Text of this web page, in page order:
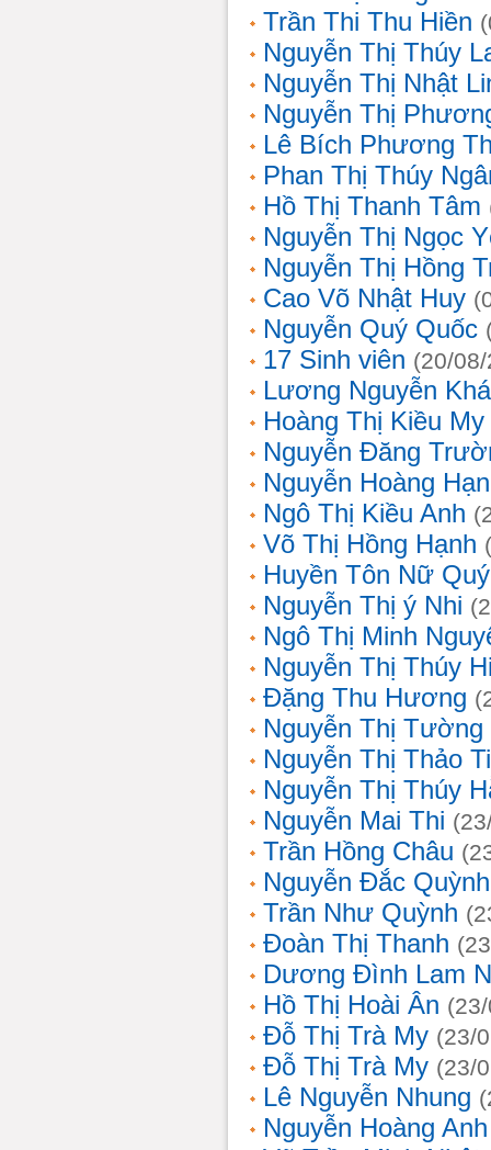
Trần Thi Thu Hiền
Nguyễn Thị Thúy
Nguyễn Thị Nhật
Nguyễn Thị
Lê Bích Phương
Phan Thị Thúy
Hồ Thị Thanh Tâm
Nguyễn Thị Ngọc
Nguyễn Thị Hồng
Cao Võ Nhật Huy
Nguyễn Quý Quốc
17 Sinh viên (20/
Lương Nguyễn
Hoàng Thị Kiều My
Nguyễn Đăng
Nguyễn Hoàng
Ngô Thị Kiều Anh
Võ Thị Hồng Hạnh
Huyền Tôn Nữ
Nguyễn Thị ý Nhi
Ngô Thị Minh
Nguyễn Thị Thúy
Đặng Thu Hương
Nguyễn Thị Tường
Nguyễn Thị Thảo
Nguyễn Thị Thúy
Nguyễn Mai Thi
Trần Hồng Châu
Nguyễn Đắc
Trần Như Quỳnh
Đoàn Thị Thanh
Dương Đình Lam
Hồ Thị Hoài Ân
Đỗ Thị Trà My (23/
Đỗ Thị Trà My (23/
Lê Nguyễn Nhung
Nguyễn Hoàng Anh